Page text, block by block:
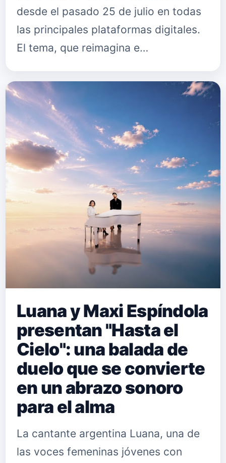
desde el pasado 25 de julio en todas
las principales plataformas digitales.
El tema, que reimagina e…
Luana y Maxi Espíndola
presentan "Hasta el
Cielo": una balada de
duelo que se convierte
en un abrazo sonoro
para el alma
La cantante argentina Luana, una de
las voces femeninas jóvenes con